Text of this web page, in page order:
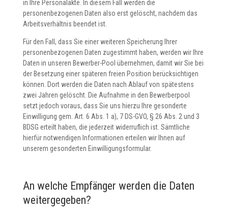
in Ihre Personalakte. In diesem Fall werden die
personenbezogenen Daten also erst gelöscht, nachdem das
Arbeitsverhältnis beendet ist.
Für den Fall, dass Sie einer weiteren Speicherung Ihrer
personenbezogenen Daten zugestimmt haben, werden wir Ihre
Daten in unseren Bewerber-Pool übernehmen, damit wir Sie bei
der Besetzung einer späteren freien Position berücksichtigen
können. Dort werden die Daten nach Ablauf von spätestens
zwei Jahren gelöscht. Die Aufnahme in den Bewerberpool
setzt jedoch voraus, dass Sie uns hierzu Ihre gesonderte
Einwilligung gem. Art. 6 Abs. 1 a), 7 DS-GVO, § 26 Abs. 2 und 3
BDSG erteilt haben, die jederzeit widerruflich ist. Sämtliche
hierfür notwendigen Informationen erteilen wir Ihnen auf
unserem gesonderten Einwilligungsformular.
An welche Empfänger werden die Daten
weitergegeben?